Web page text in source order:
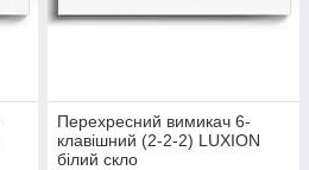
Перехресний вимикач 6-
клавішний (2-2-2) LUXION
білий скло